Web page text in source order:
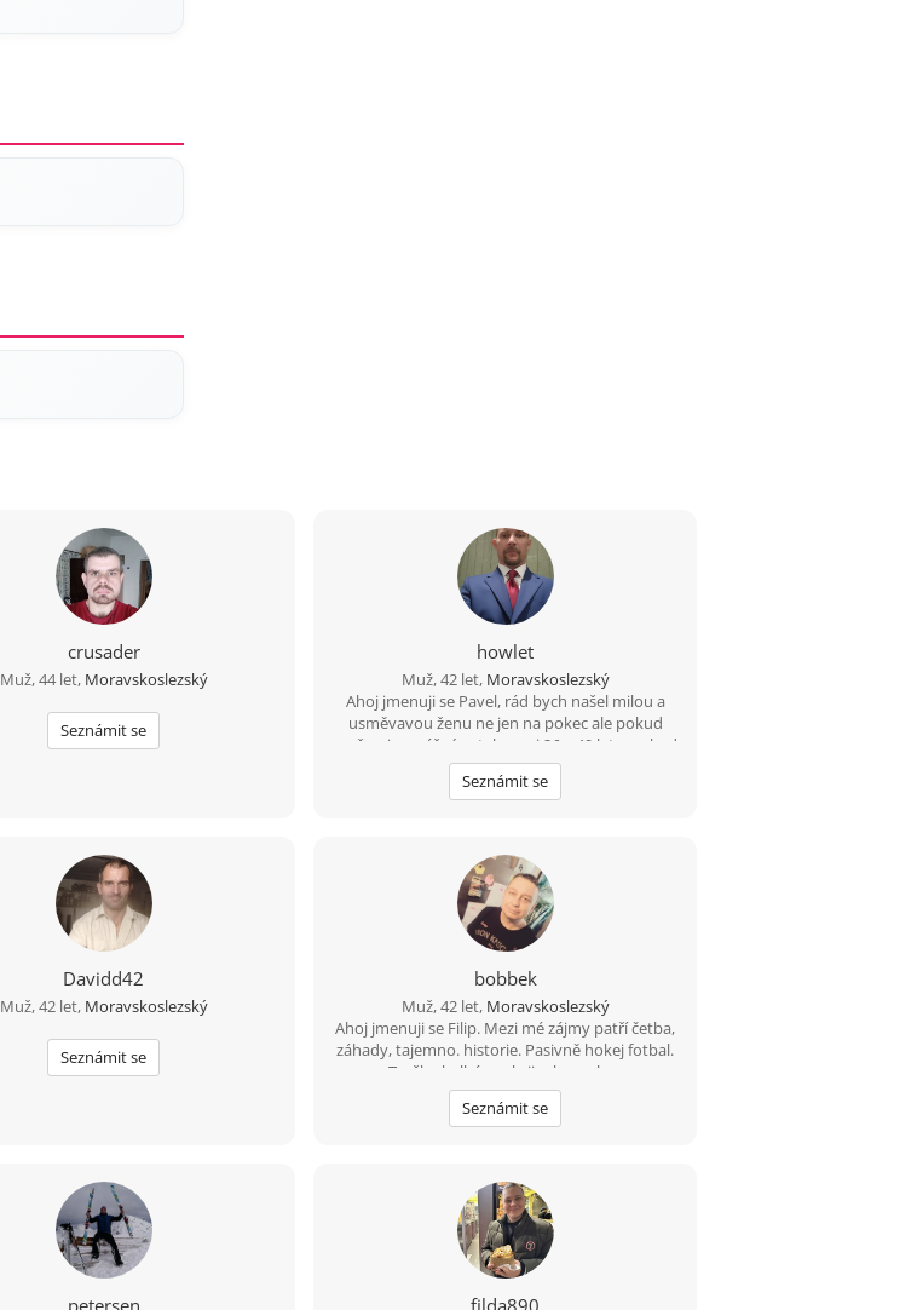
crusader
Muž, 44 let, Moravskoslezský
Seznámit se
howlet
Muž, 42 let, Moravskoslezský
Ahoj jmenuji se Pavel, rád bych našel milou a
usměvavou ženu ne jen na pokec ale pokud
možno i na vážný vztah mezi 26 a 49 lety, pokud
budeš chtít ozvi se, budu moc rád
Seznámit se
Davidd42
Muž, 42 let, Moravskoslezský
Seznámit se
bobbek
Muž, 42 let, Moravskoslezský
Ahoj jmenuji se Filip. Mezi mé zájmy patří četba,
záhady, tajemno. historie. Pasivně hokej fotbal.
Trošku kulhám, ale jinak v poho..
Seznámit se
petersen filda890